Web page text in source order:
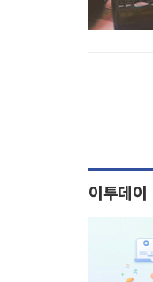
이투데이